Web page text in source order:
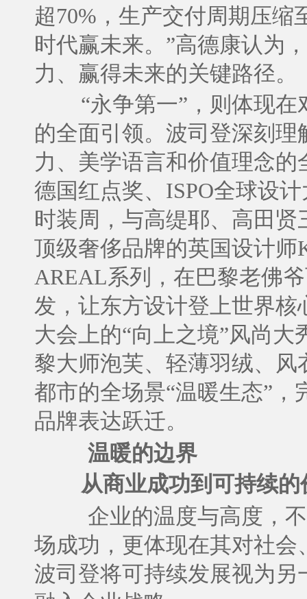
超70%，生产交付周期压
时代赢未来。”高德康认为
力、赢得未来的关键路径。
“永争第一”，则体现
的全面引领。波司登深刻
力、美学语言和价值理念
德国红点奖、ISPO全球设
时装周，与高缇耶、高田
顶级奢侈品牌的英国设计师
AREAL系列，在巴黎老佛
发，让东方设计登上世界核
大会上的“向上之境”风尚大
黎大师泡芙、轻薄羽绒、
都市的全场景“温暖生态”
品牌表达跃迁。
温暖的边界
从商业成功到可持续
企业的温度与高度，
场成功，更体现在其对社
波司登将可持续发展视为另